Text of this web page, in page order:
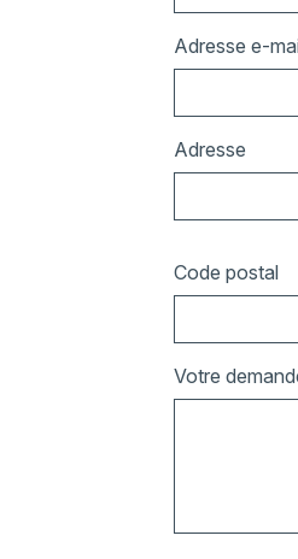
Adresse e-
Adresse
Code postal
Votre